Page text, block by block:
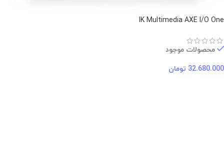
IK Multimedia AXE I/O One
محصولات موجود
32.680.000 تومان